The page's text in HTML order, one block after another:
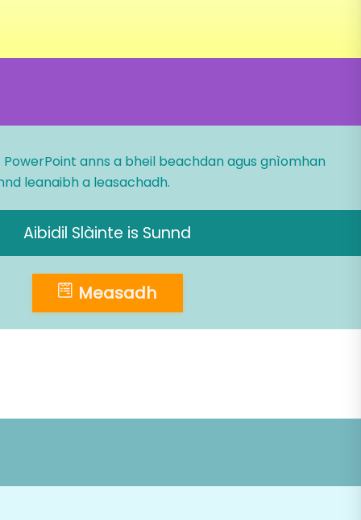
anns a bheil beachdan agus gnìomhan
leanaibh a leasachadh.
Aibidil Slàinte is Sunnd
Measadh